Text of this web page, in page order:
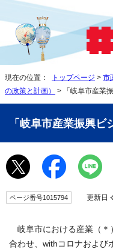
現在の位置： トップページ > 市
の政策と計画）
> 「岐阜市産業
「岐阜市産業振興
ページ番号1015794 更新日
岐阜市における産業（＊
合わせ、withコロナおよび